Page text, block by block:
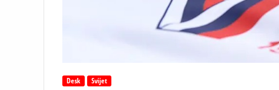
Desk Svijet